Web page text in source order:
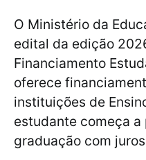
O Ministério da
edital da edição
Financiamento
oferece
instituições de
estudante começa a
graduação com